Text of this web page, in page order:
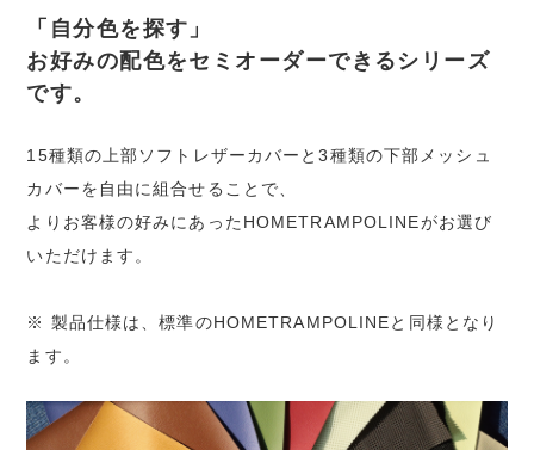
「自分色を探す」
お好みの配色をセミオーダーできるシリーズ
です。
15種類の上部ソフトレザーカバーと3種類の下部メッシュ
カバーを自由に組合せることで、
よりお客様の好みにあったHOMETRAMPOLINEがお選び
いただけます。
※ 製品仕様は、標準のHOMETRAMPOLINEと同様となり
ます。